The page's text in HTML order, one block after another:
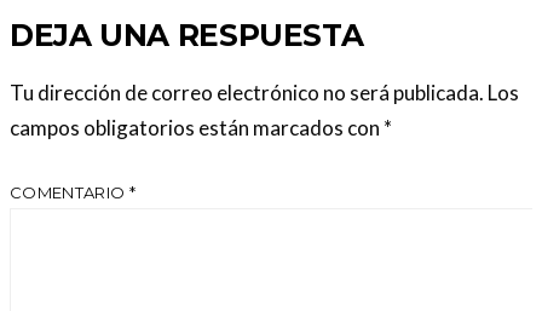
DEJA UNA RESPUESTA
Tu dirección de correo electrónico no será publicada. Los
campos obligatorios están marcados con *
COMENTARIO *